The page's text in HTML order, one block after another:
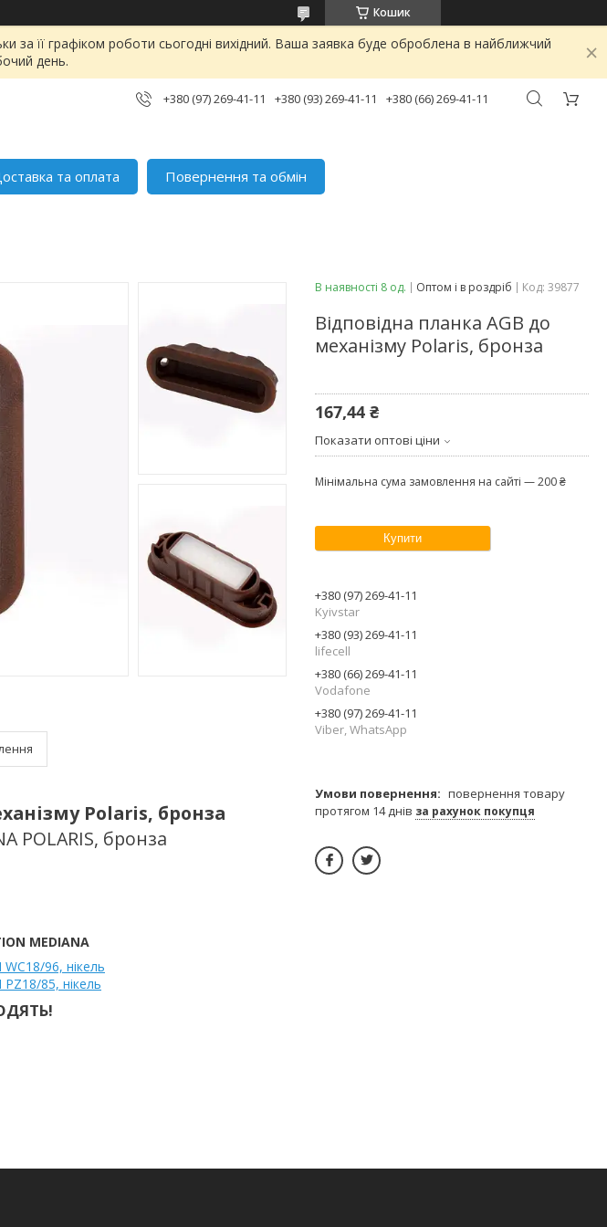
Кошик
її графіком роботи сьогодні вихідний. Ваша заявка буде оброблена в найближчий
день.
+380 (97) 269-41-11 +380 (93) 269-41-11 +380 (66) 269-41-11
та оплата Повернення та обмін
Polaris, бронза
POLARIS, бронза
MEDIANA
96, нікель
85, нікель
В наявності 8 од. Оптом і в роздріб Код: 39877
Відповідна планка AGB до
механізму Polaris, бронза
167,44 ₴
Показати оптові ціни
Мінімальна сума замовлення на сайті — 200 ₴
Купити
+380 (97) 269-41-11
Kyivstar
+380 (93) 269-41-11
lifecell
+380 (66) 269-41-11
Vodafone
+380 (97) 269-41-11
Viber, WhatsApp
повернення товару
протягом 14 днів за рахунок покупця